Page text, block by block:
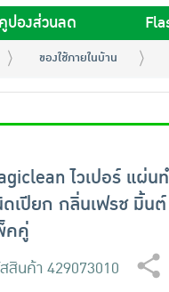
ปองส่วนลด
ของใช้ภายในบ้าน
ไวเปอร์ แผ่น
เปียก กลิ่นเฟรช มิ้น
คคู่
สินค้า 429073010